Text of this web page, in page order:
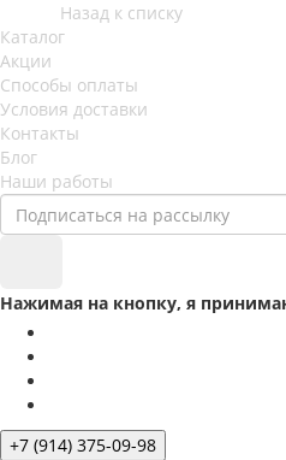
Назад к списку
Каталог
Акции
Способы оплаты
Условия доставки
Контакты
Блог
Наши работы
Нажимая на кнопку, я
+7 (914) 375-09-98